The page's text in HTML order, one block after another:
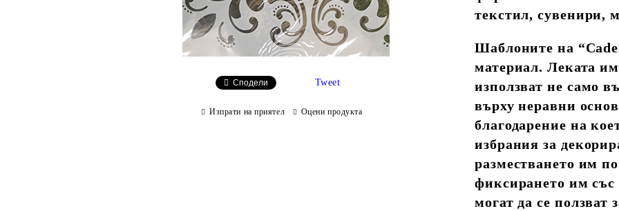
текстил, сувенири,
Шаблоните на
материал. Леката им
използват не само
върху неравни
благодарение на
избрания за
разместването им
фиксирането им със
могат да се ползват
Сподели Tweet
Изпрати на приятел Оцени продукта